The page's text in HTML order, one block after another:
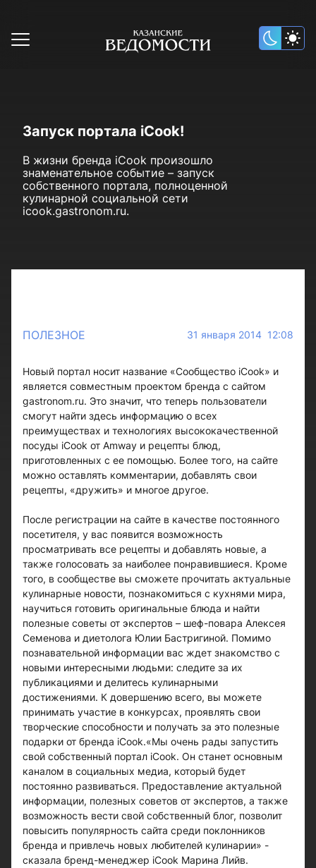
Запуск портала iCook!
В жизни бренда iCook произошло
знаменательное событие – запуск
собственного портала, полноценной
кулинарной социальной сети
icook.gastronom.ru.
ПОЛЕЗНОЕ 31 января 2014 12:08
Новый портал носит название «Сообщество iCook» и
является совместным проектом бренда с сайтом
gastronom.ru. Это значит, что теперь пользователи
смогут найти здесь информацию о всех
преимуществах и технологиях высококачественной
посуды iCook от Amway и рецепты блюд,
приготовленных с ее помощью. Более того, на сайте
можно оставлять комментарии, добавлять свои
рецепты, «дружить» и многое другое.
После регистрации на сайте в качестве постоянного
посетителя, у вас появится возможность
просматривать все рецепты и добавлять новые, а
также голосовать за наиболее понравившиеся. Кроме
того, в сообществе вы сможете прочитать актуальные
кулинарные новости, познакомиться с кухнями мира,
научиться готовить оригинальные блюда и найти
полезные советы от экспертов – шеф-повара Алексея
Семенова и диетолога Юлии Бастригиной. Помимо
познавательной информации вас ждет знакомство с
новыми интересными людьми: следите за их
публикациями и делитесь кулинарными
достижениями. К довершению всего, вы можете
принимать участие в конкурсах, проявлять свои
творческие способности и получать за это полезные
подарки от бренда iCook.«Мы очень рады запустить
свой собственный портал iCook. Он станет основным
каналом в социальных медиа, который будет
постоянно развиваться. Предоставление актуальной
информации, полезных советов от экспертов, а также
возможность вести свой собственный блог, позволит
повысить популярность сайта среди поклонников
бренда и привлечь новых любителей кулинарии» -
сказала бренд-менеджер iCook Марина Лийв.